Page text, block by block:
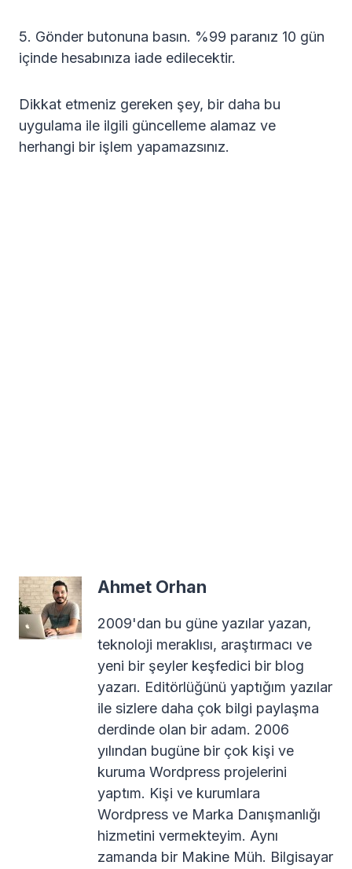
5. Gönder butonuna basın. %99 paranız 10 gün
içinde hesabınıza iade edilecektir.
Dikkat etmeniz gereken şey, bir daha bu
uygulama ile ilgili güncelleme alamaz ve
herhangi bir işlem yapamazsınız.
Ahmet Orhan
2009'dan bu güne yazılar yazan,
teknoloji meraklısı, araştırmacı ve
yeni bir şeyler keşfedici bir blog
yazarı. Editörlüğünü yaptığım yazılar
ile sizlere daha çok bilgi paylaşma
derdinde olan bir adam. 2006
yılından bugüne bir çok kişi ve
kuruma Wordpress projelerini
yaptım. Kişi ve kurumlara
Wordpress ve Marka Danışmanlığı
hizmetini vermekteyim. Aynı
zamanda bir Makine Müh. Bilgisayar